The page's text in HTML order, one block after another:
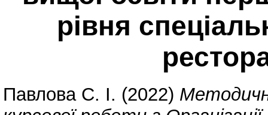
рівня
Павлова С. І. (2022)